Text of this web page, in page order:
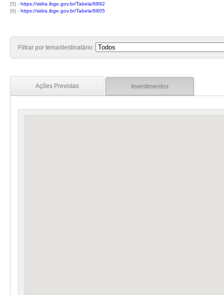
[5] - https://sidra.ibge.gov.br/Tabela/6892
[6] - https://sidra.ibge.gov.br/Tabela/6805
Filtrar por tema/destinatário:
Ações Previstas Investimentos